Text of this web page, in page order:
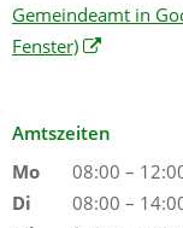
Gemeindeamt in
Fenster)
Amtszeiten
Mo
08:00 –
Di
08:00 –